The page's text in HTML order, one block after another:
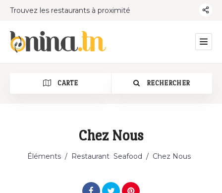
Trouvez les restaurants à proximité
CARTE RECHERCHER
Catégorie
Chez Nous
Éléments / Restaurant Seafood / Chez Nous